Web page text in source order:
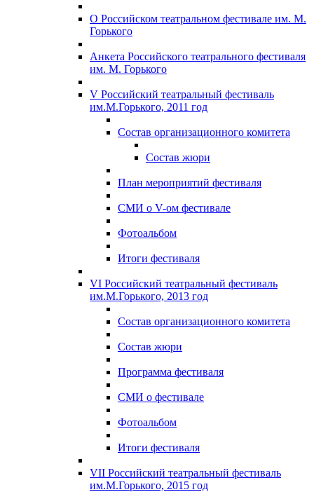
О Российском театральном фестивале им. М.
Горького
Анкета Российского театрального фестиваля
им. М. Горького
V Российский театральный фестиваль
им.М.Горького, 2011 год
Состав организационного комитета
Состав жюри
План мероприятий фестиваля
СМИ о V-ом фестивале
Фотоальбом
Итоги фестиваля
VI Российский театральный фестиваль
им.М.Горького, 2013 год
Состав организационного комитета
Состав жюри
Программа фестиваля
СМИ о фестивале
Фотоальбом
Итоги фестиваля
VII Российский театральный фестиваль
им.М.Горького, 2015 год